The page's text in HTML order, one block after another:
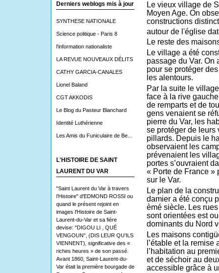
Derniers weblogs mis à jour
SYNTHESE NATIONALE
Science politique - Paris 8
l'information nationaliste
LA REVUE NOUVEAUX DÉLITS
CATHY GARCIA-CANALES
Lionel Baland
CGT AKKODIS
Le Blog du Pasteur Blanchard
Identité Luthérienne
Les Amis du Funiculaire de Be...
L'HISTOIRE DE SAINT
LAURENT DU VAR
"Saint Laurent du Var à travers
l’Histoire" d'EDMOND ROSSI ou
quand le présent rejoint en
images l'Histoire de Saint-
Laurent-du-Var et sa fière
devise: "DIGOU LI , QUÉ
VENGOUN", (DIS LEUR QU'ILS
VIENNENT), significative des «
riches heures » de son passé.
Avant 1860, Saint-Laurent-du-
Var était la première bourgade de
Le vieux village de
Moyen Age. On
constructions
autour de l'église
Le reste des
Le village a été
passage du Var. On
pour se protéger
les alentours.
Par la suite le
face à la rive
de remparts et de
gens venaient se
pierre du Var, les
se protéger de leurs
pillards. Depuis le
observaient les
prévenaient les
portes s’ouvraient
« Porte de France »
sur le Var.
Le plan de la
damier a été conçu
èmé siècle. Les
sont orientées est
dominants du Nord
Les maisons
l’étable et la
l’habitation au
et de séchoir au
accessible grâce à